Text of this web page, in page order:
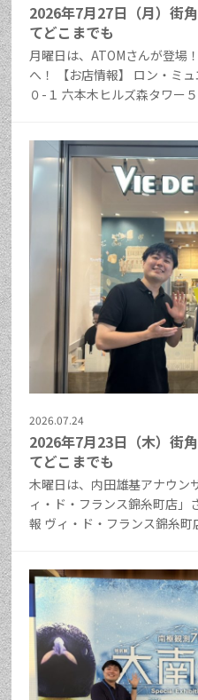
2026年7月27日（月）街
てどこまでも
月曜日は、ATOMさんが登場
へ！ 【お店情報】 ロン・ミ
０-１ 六本木ヒルズ森タワー
2026.07.24
2026年7月23日（木）街
てどこまでも
木曜日は、内田雄基アナウン
ィ・ド・フランス錦糸町店」
報 ヴィ・ド・フランス錦糸町